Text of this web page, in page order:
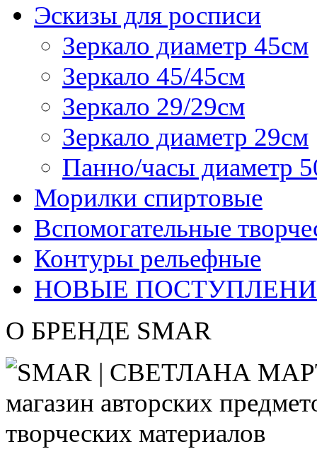
Эскизы для росписи
Зеркало диаметр 45см
Зеркало 45/45см
Зеркало 29/29см
Зеркало диаметр 29см
Панно/часы диаметр
Морилки спиртовые
Вспомогательные
Контуры рельефные
НОВЫЕ
О БРЕНДЕ SMAR